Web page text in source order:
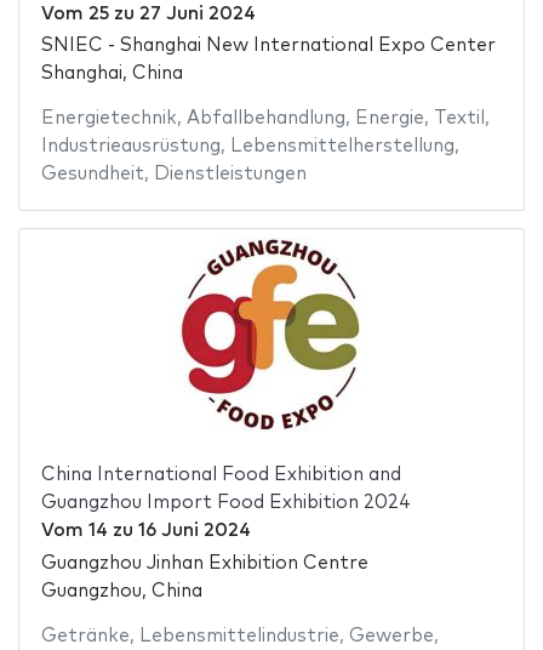
Vom 25zu 27 Juni 2024
SNIEC - Shanghai New International Expo Center
Shanghai, China
Energietechnik, Abfallbehandlung, Energie, Textil ,
Industrieausrüstung, Lebensmittelherstellung,
Gesundheit, Dienstleistungen
China International Food Exhibition and
Guangzhou Import Food Exhibition 2024
Vom 14 zu 16 Juni 2024
Guangzhou Jinhan Exhibition Centre
Guangzhou, China
Getränke, Lebensmittelindustrie, Gewerbe,